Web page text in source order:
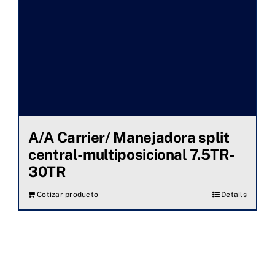
A/A Carrier/ Manejadora split
central-multiposicional 7.5TR-
30TR
Cotizar producto Details